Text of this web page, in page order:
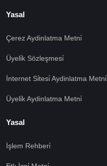
Yasal
Çerez Aydinlatma Metni̇
Üyeli̇k Sözleşmesi̇
İnternet Si̇tesi̇ Aydinlatma Metni̇
Üyeli̇k Aydinlatma Metni̇
Yasal
İşlem Rehberi̇